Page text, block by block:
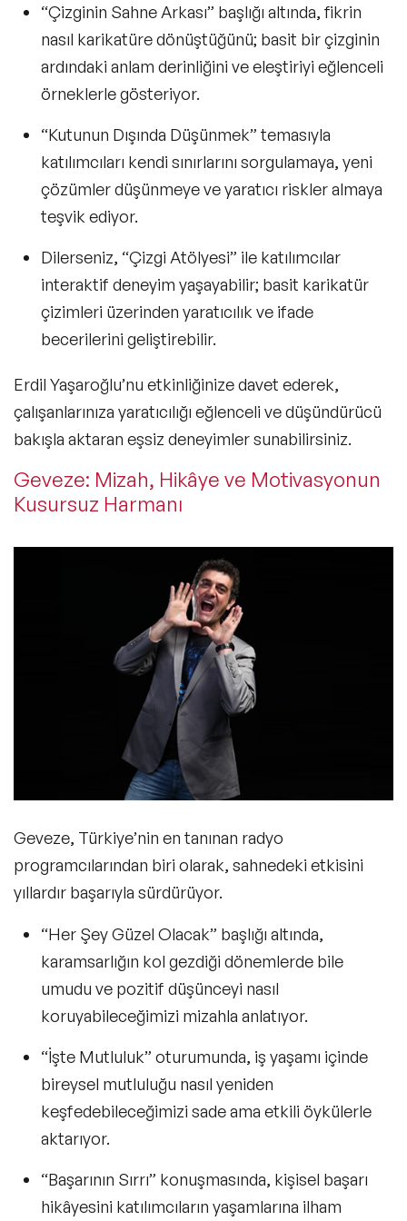
“Çizginin Sahne Arkası” başlığı altında, fikrin
nasıl karikatüre dönüştüğünü; basit bir çizginin
ardındaki anlam derinliğini ve eleştiriyi eğlenceli
örneklerle gösteriyor.
“Kutunun Dışında Düşünmek” temasıyla
katılımcıları kendi sınırlarını sorgulamaya, yeni
çözümler düşünmeye ve yaratıcı riskler almaya
teşvik ediyor.
Dilerseniz, “Çizgi Atölyesi” ile katılımcılar
interaktif deneyim yaşayabilir; basit karikatür
çizimleri üzerinden yaratıcılık ve ifade
becerilerini geliştirebilir.
Erdil Yaşaroğlu’nu etkinliğinize davet ederek,
çalışanlarınıza yaratıcılığı eğlenceli ve düşündürücü
bakışla aktaran eşsiz deneyimler sunabilirsiniz.
Geveze: Mizah, Hikâye ve Motivasyonun
Kusursuz Harmanı
Geveze, Türkiye’nin en tanınan radyo
programcılarından biri olarak, sahnedeki etkisini
yıllardır başarıyla sürdürüyor.
“Her Şey Güzel Olacak” başlığı altında,
karamsarlığın kol gezdiği dönemlerde bile
umudu ve pozitif düşünceyi nasıl
koruyabileceğimizi mizahla anlatıyor.
“İşte Mutluluk” oturumunda, iş yaşamı içinde
bireysel mutluluğu nasıl yeniden
keşfedebileceğimizi sade ama etkili öykülerle
aktarıyor.
“Başarının Sırrı” konuşmasında, kişisel başarı
hikâyesini katılımcıların yaşamlarına ilham